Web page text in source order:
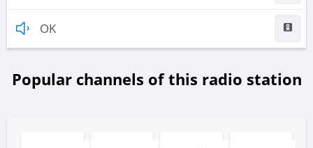
OK
Popular channels of this radio station